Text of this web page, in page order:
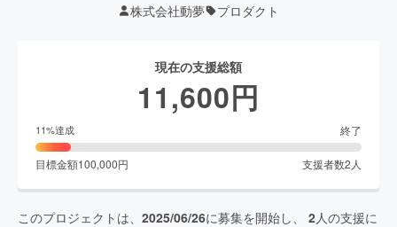
株式会社動夢 プロダクト
現在の支援総額
11,600円
11%達成 終了
目標金額100,000円 支援者数2 人
このプロジェクトは、 2025/06/26に募集を開始し、 2人の支援に